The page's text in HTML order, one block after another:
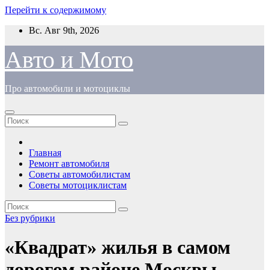
Перейти к содержимому
Вс. Авг 9th, 2026
Авто и Мото
Про автомобили и мотоциклы
Главная
Ремонт автомобиля
Советы автомобилистам
Советы мотоциклистам
Без рубрики
«Квадрат» жилья в самом